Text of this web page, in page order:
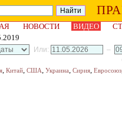
НОВОСТИ ВИДЕО
Или:
–
, Китай, США, Украина, Сирия, Евросоюз